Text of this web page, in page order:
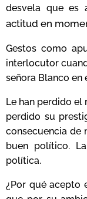
desvela que es
actitud en
Gestos como
interlocutor
señora Blanco en
Le han perdido el
perdido su
consecuencia de
buen político.
política.
¿Por qué acepto